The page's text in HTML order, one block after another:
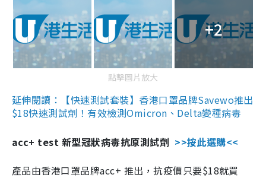
+2
點擊圖片放大
延伸閱讀：【快速測試套裝】香港口罩品牌Savewo推出
$18快速測試劑！有效檢測Omicron、Delta變種病毒
acc+ test 新型冠狀病毒抗原測試劑 >>按此選購<<
產品由香港口罩品牌acc+ 推出，抗疫價只要$18就買